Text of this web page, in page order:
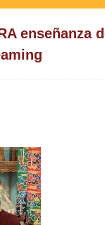
enseñanza